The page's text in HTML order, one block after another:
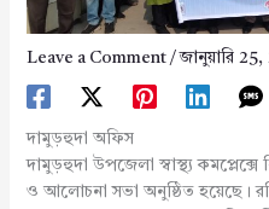
Leave a Comment /জানুয়ারি
দামুড়হুদা অফিস
দামুড়হুদা উপজেলা স্বাস্থ্য
ও আলোচনা সভা অনুষ্ঠিত হয়েছে।